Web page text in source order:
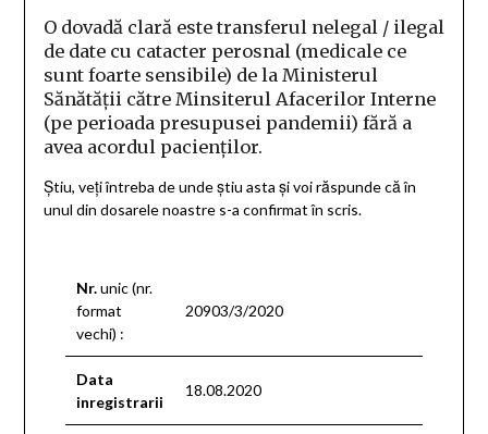
O dovadă clară este transferul nelegal / ilegal
de date cu catacter perosnal (medicale ce
sunt foarte sensibile) de la Ministerul
Sănătății către Minsiterul Afacerilor Interne
(pe perioada presupusei pandemii) fără a
avea acordul pacienților.
Știu, veți întreba de unde știu asta și voi răspunde că în
unul din dosarele noastre s-a confirmat în scris.
Nr. unic (nr.
format
vechi) :
20903/3/2020
Data
inregistrarii
18.08.2020